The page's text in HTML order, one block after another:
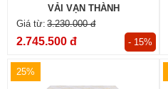
VẢI VẠN THÀNH
3.230.000 đ
2.745.500 đ - 15%
25%